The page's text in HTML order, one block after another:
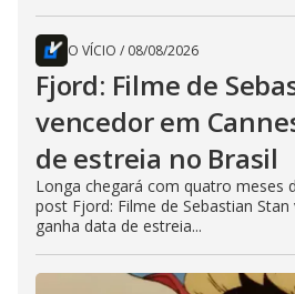
O VÍCIO / 08/08/2026
Fjord: Filme de
vencedor em
de estreia no Brasil
Longa chegará com quatro meses
post Fjord: Filme de Sebastian
ganha data de estreia...